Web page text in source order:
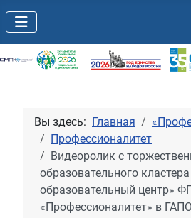
Вы здесь: Главная
Профессионалитет
Видеоролик с
образовательного
образовательный центр»
«Профессионалитет» в